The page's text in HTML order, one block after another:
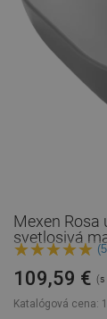
Mexen Rosa
svetlosivá
Katalógová cena:
109,59 € (s